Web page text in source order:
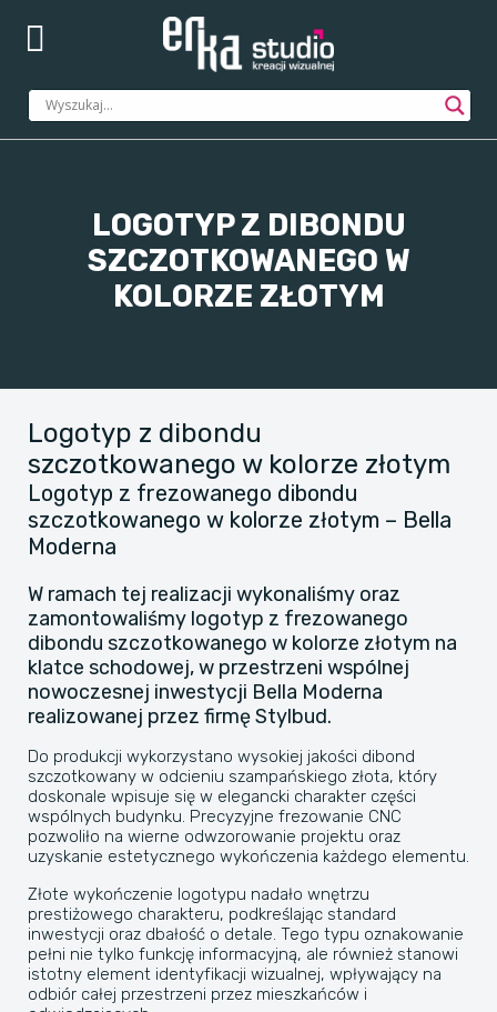
LOGOTYP Z DIBONDU
SZCZOTKOWANEGO W
KOLORZE ZŁOTYM
Logotyp z dibondu
szczotkowanego w kolorze złotym
Logotyp z frezowanego dibondu
szczotkowanego w kolorze złotym – Bella
Moderna
W ramach tej realizacji wykonaliśmy oraz
zamontowaliśmy logotyp z frezowanego
dibondu szczotkowanego w kolorze złotym na
klatce schodowej, w przestrzeni wspólnej
nowoczesnej inwestycji Bella Moderna
realizowanej przez firmę Stylbud.
Do produkcji wykorzystano wysokiej jakości dibond
szczotkowany w odcieniu szampańskiego złota, który
doskonale wpisuje się w elegancki charakter części
wspólnych budynku. Precyzyjne frezowanie CNC
pozwoliło na wierne odwzorowanie projektu oraz
uzyskanie estetycznego wykończenia każdego elementu.
Złote wykończenie logotypu nadało wnętrzu
prestiżowego charakteru, podkreślając standard
inwestycji oraz dbałość o detale. Tego typu oznakowanie
pełni nie tylko funkcję informacyjną, ale również stanowi
istotny element identyfikacji wizualnej, wpływający na
odbiór całej przestrzeni przez mieszkańców i